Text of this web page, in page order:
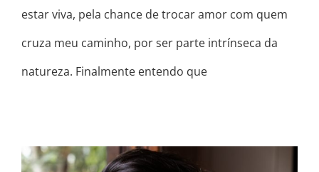
estar viva, pela chance de trocar amor com quem
cruza meu caminho, por ser parte intrínseca da
natureza. Finalmente entendo que